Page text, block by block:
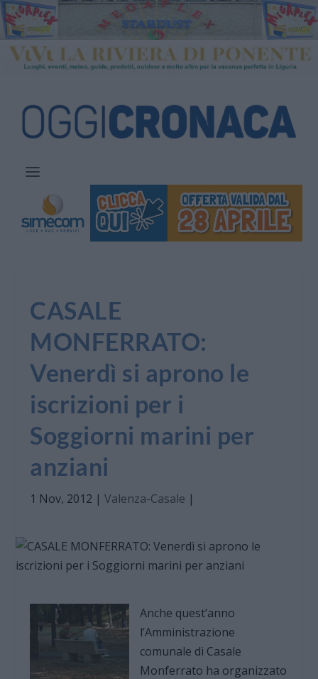
CASALE
MONFERRATO:
Venerdì si aprono le
iscrizioni per i
Soggiorni marini per
anziani
1 Nov, 2012 |Valenza-Casale |
Anche quest’anno
l’Amministrazione
comunale di Casale
Monferrato ha organizzato